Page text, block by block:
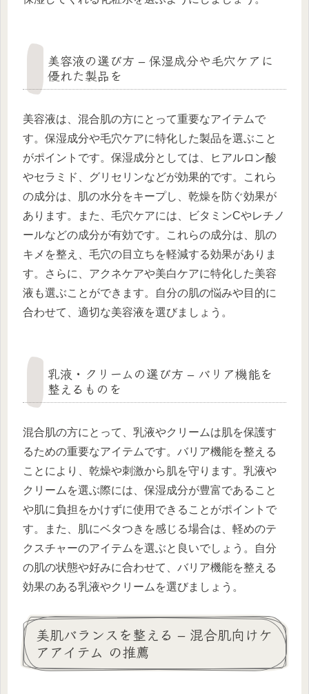
美容液の選び方 – 保湿成分や毛穴ケアに
優れた製品を
美容液は、混合肌の方にとって重要なアイテムで
す。保湿成分や毛穴ケアに特化した製品を選ぶこと
がポイントです。保湿成分としては、ヒアルロン酸
やセラミド、グリセリンなどが効果的です。これら
の成分は、肌の水分をキープし、乾燥を防ぐ効果が
あります。また、毛穴ケアには、ビタミンCやレチノ
ールなどの成分が有効です。これらの成分は、肌の
キメを整え、毛穴の目立ちを軽減する効果がありま
す。さらに、アクネケアや美白ケアに特化した美容
液も選ぶことができます。自分の肌の悩みや目的に
合わせて、適切な美容液を選びましょう。
乳液・クリームの選び方 – バリア機能を
整えるものを
混合肌の方にとって、乳液やクリームは肌を保護す
るための重要なアイテムです。バリア機能を整える
ことにより、乾燥や刺激から肌を守ります。乳液や
クリームを選ぶ際には、保湿成分が豊富であること
や肌に負担をかけずに使用できることがポイントで
す。また、肌にベタつきを感じる場合は、軽めのテ
クスチャーのアイテムを選ぶと良いでしょう。自分
の肌の状態や好みに合わせて、バリア機能を整える
効果のある乳液やクリームを選びましょう。
美肌バランスを整える – 混合肌向けケ
アアイテム の推薦